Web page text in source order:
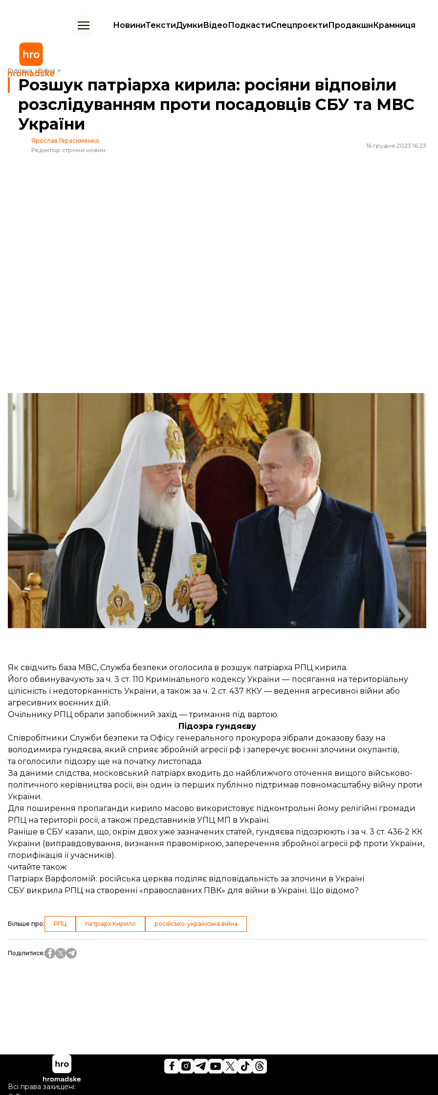
НовиниТекстиДумкиВідеоПодкастиСпецпроєктиПродакшнКрамниця
Головна Війна
Розшук патріарха кирила: росіяни відповіли розслідуванням проти посадовців СБУ та МВС України
Розшук патріарха кирила: росіяни відповіли
розслідуванням проти посадовців СБУ та МВС
України
Ярослав Герасименко
Редактор стрічки новин
16 грудня 2023 16:23
Патріарх московський кирило та президент росії володимир путін
Telegram / patriarch_press
Слідчий комітет рф доручив розшукати посадовців Служби безпеки та Міністерства внутрішніх
справ України через кримінальне переслідування очільника російської православної церкви
кирила (світське ім’я — володимир гундяєв).
у дописі російського органу.
Зазначається, що Слідчий комітет рф розпочав «розслідування» кримінальної справи щодо
незаконного притягнення до кримінальної відповідальності (стаття 299 Кримінального кодексу рф).
У межах цього «розслідування» росіяни збираються «вжити заходів для розшуку» посадовців СБУ та
МВС України, які ухвалили рішення про кримінальне переслідування патріарха кирила.
Що передувало?
Як свідчить база МВС, Служба безпеки оголосила в розшук патріарха РПЦ кирила.
Його обвинувачують за ч. 3 ст. 110 Кримінального кодексу України — посягання на територіальну
цілісність і недоторканність України, а також за ч. 2 ст. 437 ККУ — ведення агресивної війни або
агресивних воєнних дій.
Очільнику РПЦ обрали запобіжний захід — тримання під вартою.
Підозра гундяєву
Співробітники Служби безпеки та Офісу генерального прокурора зібрали доказову базу на
володимира гундяєва, який сприяє збройній агресії рф і заперечує воєнні злочини окупантів,
та оголосили підозру ще на початку листопада.
За даними слідства, московський патріарх входить до найближчого оточення вищого військово-
політичного керівництва росії, він один із перших публічно підтримав повномасштабну війну проти
України.
Для поширення пропаганди кирило масово використовує підконтрольні йому релігійні громади
РПЦ на території росії, а також представників УПЦ МП в Україні.
Раніше в СБУ казали, що, окрім двох уже зазначених статей, гундяєва підозрюють і за ч. 3 ст. 436-2 КК
України (виправдовування, визнання правомірною, заперечення збройної агресії рф проти України,
глорифікація її учасників).
читайте також
Патріарх Варфоломій: російська церква поділяє відповідальність за злочини в Україні
СБУ викрила РПЦ на створенні «православних ПВК» для війни в Україні. Що відомо?
Більше про: РПЦ патріарх Кирило російсько-українська війна
Поділитися:
Всі права захищені: